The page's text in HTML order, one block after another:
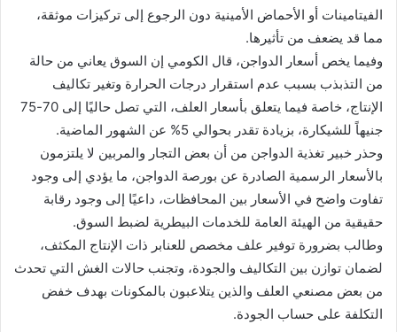
الفيتامينات أو الأحماض الأمينية دون الرجوع إلى تركيزات موثقة،
مما قد يضعف من تأثيرها.
وفيما يخص أسعار الدواجن، قال الكومي إن السوق يعاني من حالة
من التذبذب بسبب عدم استقرار درجات الحرارة وتغير تكاليف
الإنتاج، خاصة فيما يتعلق بأسعار العلف، التي تصل حاليًا إلى 70-75
جنيهاً للشيكارة، بزيادة تقدر بحوالي 5% عن الشهور الماضية.
وحذر خبير تغذية الدواجن من أن بعض التجار والمربين لا يلتزمون
بالأسعار الرسمية الصادرة عن بورصة الدواجن، ما يؤدي إلى وجود
تفاوت واضح في الأسعار بين المحافظات، داعيًا إلى وجود رقابة
حقيقية من الهيئة العامة للخدمات البيطرية لضبط السوق.
وطالب بضرورة توفير علف مخصص للعنابر ذات الإنتاج المكثف،
لضمان توازن بين التكاليف والجودة، وتجنب حالات الغش التي تحدث
من بعض مصنعي العلف والذين يتلاعبون بالمكونات بهدف خفض
التكلفة على حساب الجودة.